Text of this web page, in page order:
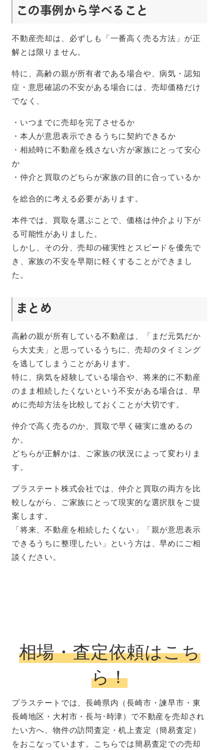
この事例から学べること
不動産売却は、必ずしも「一番高く売る方法」が正
解とは限りません。
特に、高齢の親が所有者である場合や、病気・認知
症・意思確認の不安がある場合には、売却価格だけ
でなく、
・いつまでに売却を完了させるか
・本人が意思表示できるうちに契約できるか
・相続時に不動産を残さない方が家族にとって安心
か
・仲介と買取のどちらが家族の目的に合っているか
を総合的に考える必要があります。
本件では、買取を選ぶことで、価格は仲介より下が
る可能性がありました。
しかし、その分、売却の確実性とスピードを優先で
き、家族の不安を早期に軽くすることができまし
た。
まとめ
高齢の親が所有している不動産は、「まだ元気だか
ら大丈夫」と思っているうちに、売却のタイミング
を逃してしまうことがあります。
特に、病気を経験している場合や、将来的に不動産
のまま相続したくないという不安がある場合は、早
めに売却方法を比較しておくことが大切です。
仲介で高く売るのか、買取で早く確実に進めるの
か。
どちらが正解かは、ご家族の状況によって変わりま
す。
プラステート株式会社では、仲介と買取の両方を比
較しながら、ご家族にとって現実的な選択肢をご提
案します。
「将来、不動産を相続したくない」「親が意思表示
できるうちに整理したい」という方は、早めにご相
談ください。
相場・査定依頼はこち
ら！
プラステートでは、長崎県内（長崎市・諫早市・東
長崎地区・大村市・長与･時津）で不動産を売却され
たい方へ、物件の訪問査定・机上査定（簡易査定）
をおこなっています。こちらでは簡易査定での売却